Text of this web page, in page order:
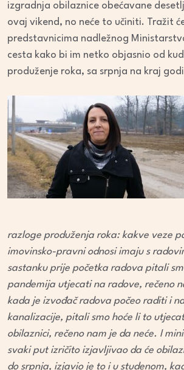
izgradnja obilaznice obećavane
ovaj vikend, no neće to učiniti. Tražit
predstavnicima nadležnog
cesta kako bi im netko objasnio od
produženje roka, sa srpnja na kraj
razloge produženja roka: kakve veze
imovinsko-pravni odnosi imaju s
sastanku prije početka radova pitali
pandemija utjecati na radove, rečeno
kada je izvođač radova počeo raditi i
kanalizacije, pitali smo hoće li to
obilaznici, rečeno nam je da neće. I
svaki put izričito izjavljivao da će
do srpnja, izjavio je to i u studenom,